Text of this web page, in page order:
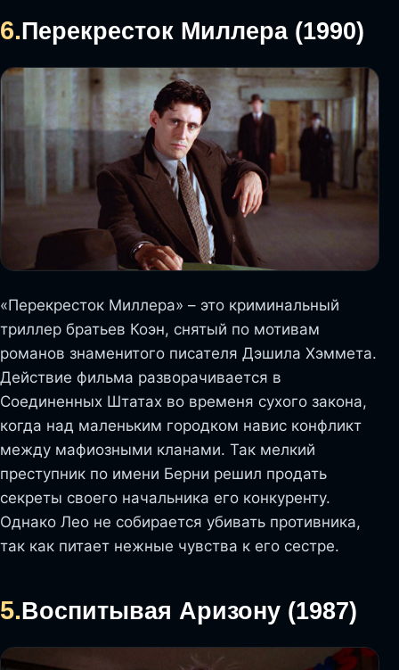
6.Перекресток Миллера (1990)
«Перекресток Миллера» – это криминальный
триллер братьев Коэн, снятый по мотивам
романов знаменитого писателя Дэшила Хэммета.
Действие фильма разворачивается в
Соединенных Штатах во временя сухого закона,
когда над маленьким городком навис конфликт
между мафиозными кланами. Так мелкий
преступник по имени Берни решил продать
секреты своего начальника его конкуренту.
Однако Лео не собирается убивать противника,
так как питает нежные чувства к его сестре.
5.Воспитывая Аризону (1987)